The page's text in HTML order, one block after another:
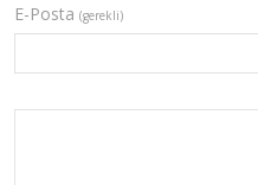
E-Posta (gerekli)